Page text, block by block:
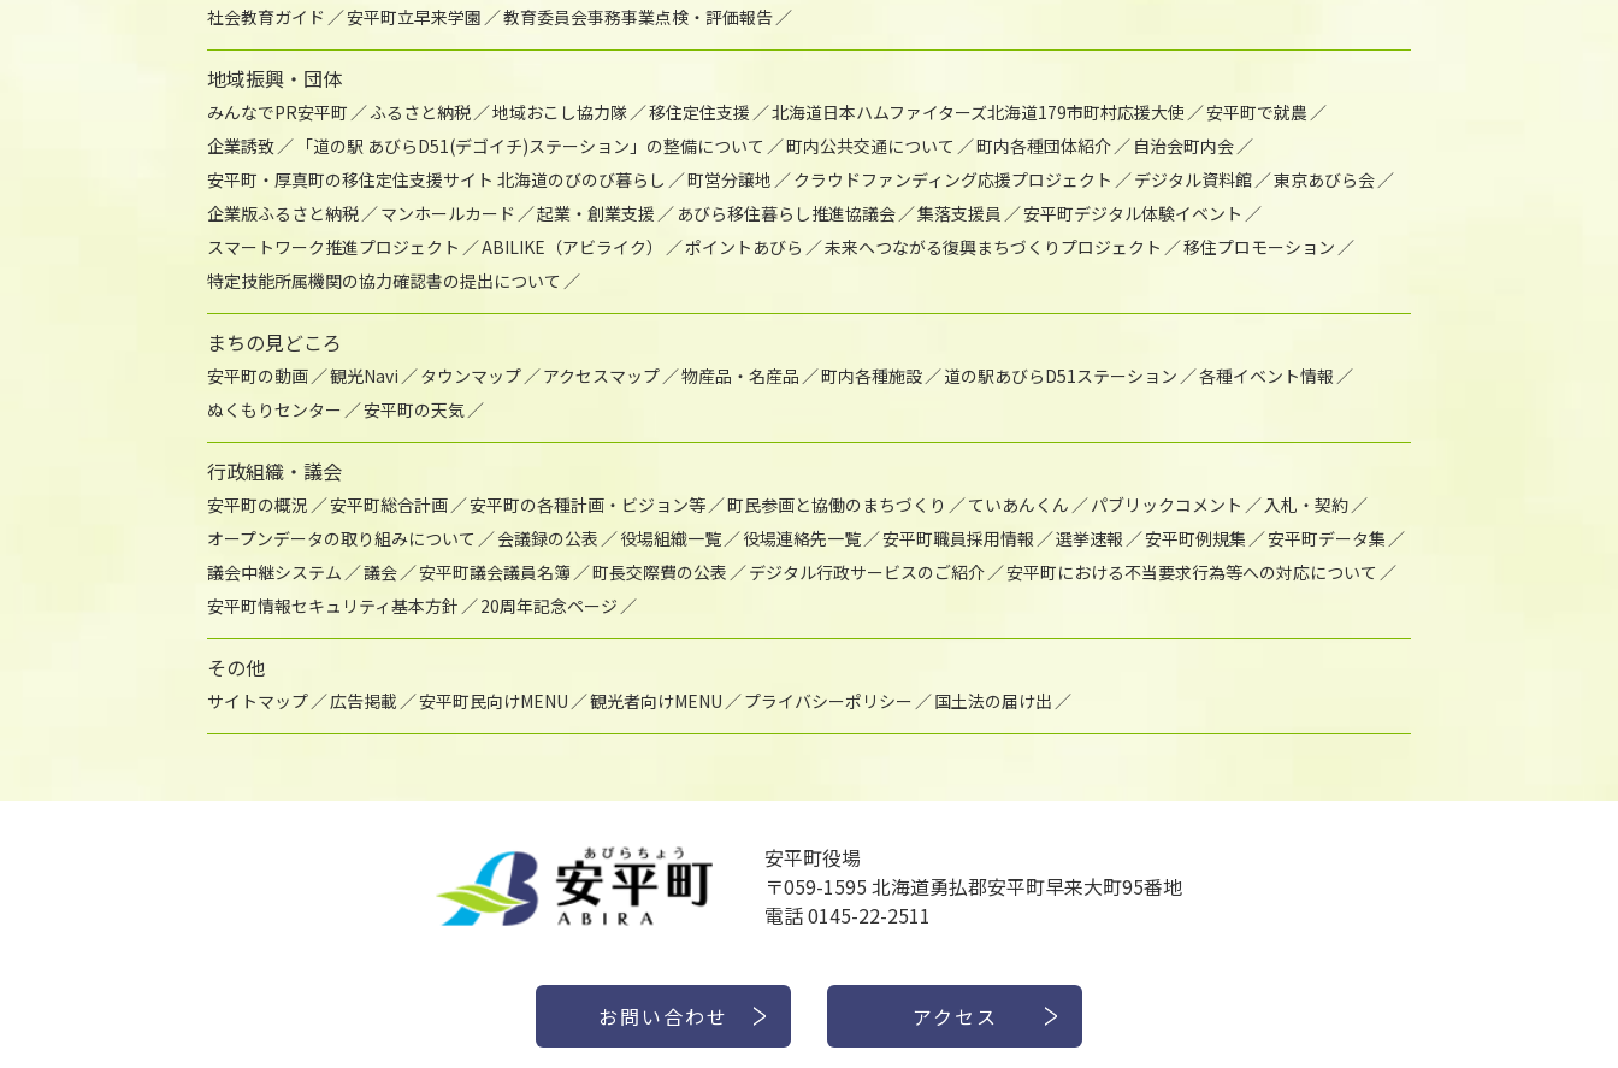
社会教育ガイド
安平町立早来学園 教育委員会事務事業点検・評価報告
地域振興・団体
みんなでPR安平町 ふるさと納税 地域おこし協力隊 移住定住支援 北海道日本ハムファイターズ北海道179市町村応援大使
安平町で就農
企業誘致
「道の駅 あびらD51(デゴイチ)ステーション」の整備について 町内公共交通について 町内各種団体紹介
自治会町内会
安平町・厚真町の移住定住支援サイト 北海道のびのび暮らし
町営分譲地 クラウドファンディング応援プロジェクト デジタル資料館
東京あびら会
企業版ふるさと納税
マンホールカード 起業・創業支援 あびら移住暮らし推進協議会 集落支援員
安平町デジタル体験イベント
スマートワーク推進プロジェクト
ABILIKE（アビライク） ポイントあびら 未来へつながる復興まちづくりプロジェクト
移住プロモーション
特定技能所属機関の協力確認書の提出について
まちの見どころ
安平町の動画 観光Navi タウンマップ アクセスマップ 物産品・名産品 町内各種施設 道の駅あびらD51ステーション
各種イベント情報
ぬくもりセンター
安平町の天気
行政組織・議会
安平町の概況 安平町総合計画 安平町の各種計画・ビジョン等 町民参画と協働のまちづくり ていあんくん パブリックコメント
入札・契約
オープンデータの取り組みについて
会議録の公表 役場組織一覧 役場連絡先一覧 安平町職員採用情報 選挙速報 安平町例規集
安平町データ集
議会中継システム
議会 安平町議会議員名簿 町長交際費の公表 デジタル行政サービスのご紹介
安平町における不当要求行為等への対応について
安平町情報セキュリティ基本方針
20周年記念ページ
その他
サイトマップ 広告掲載 安平町民向けMENU 観光者向けMENU プライバシーポリシー 国土法の届け出
安平町役場
〒059-1595 北海道勇払郡安平町早来大町95番地
電話 0145-22-2511
お問い合わせ アクセス